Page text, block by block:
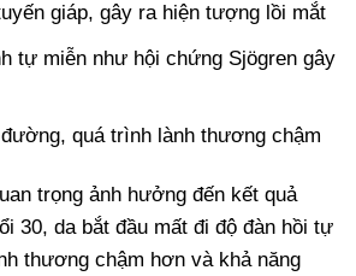
giáp, gây ra hiện tượng lồi mắt
tự miễn như hội chứng Sjögren gây
quá trình lành thương chậm
trọng ảnh hưởng đến kết quả
30, da bắt đầu mất đi độ đàn hồi tự
thương chậm hơn và khả năng